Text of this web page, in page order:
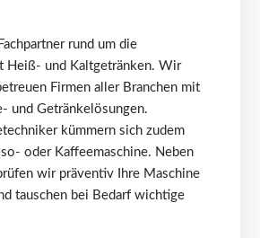
rund um die
Heiß- und Kaltgetränken. Wir
Firmen aller Branchen mit
und Getränkelösungen.
kümmern sich zudem
oder Kaffeemaschine. Neben
wir präventiv Ihre Maschine
tauschen bei Bedarf wichtige